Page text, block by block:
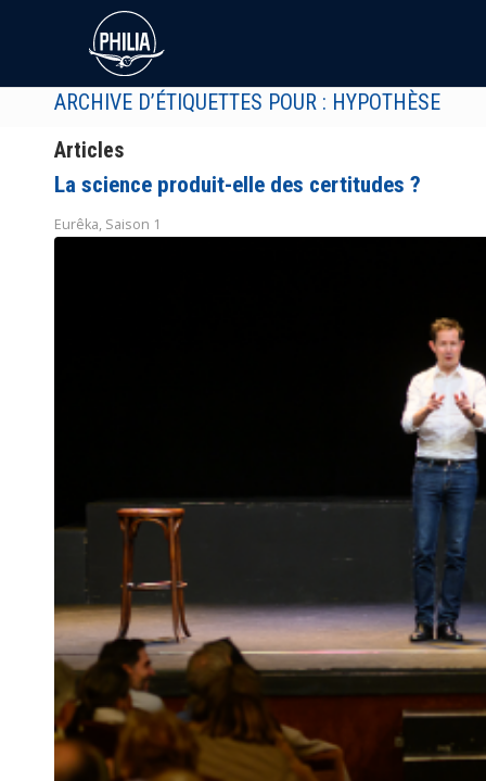
ARCHIVE D’ÉTIQUETTES POUR : HYPOTHÈSE
Articles
La science produit-elle des certitudes ?
Eurêka, Saison 1